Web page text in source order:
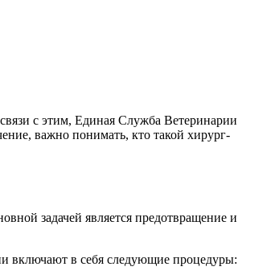
с этим, Единая Служба Ветеринарии
важно понимать, кто такой хирург-
задачей является предотвращение и
включают в себя следующие процедуры: